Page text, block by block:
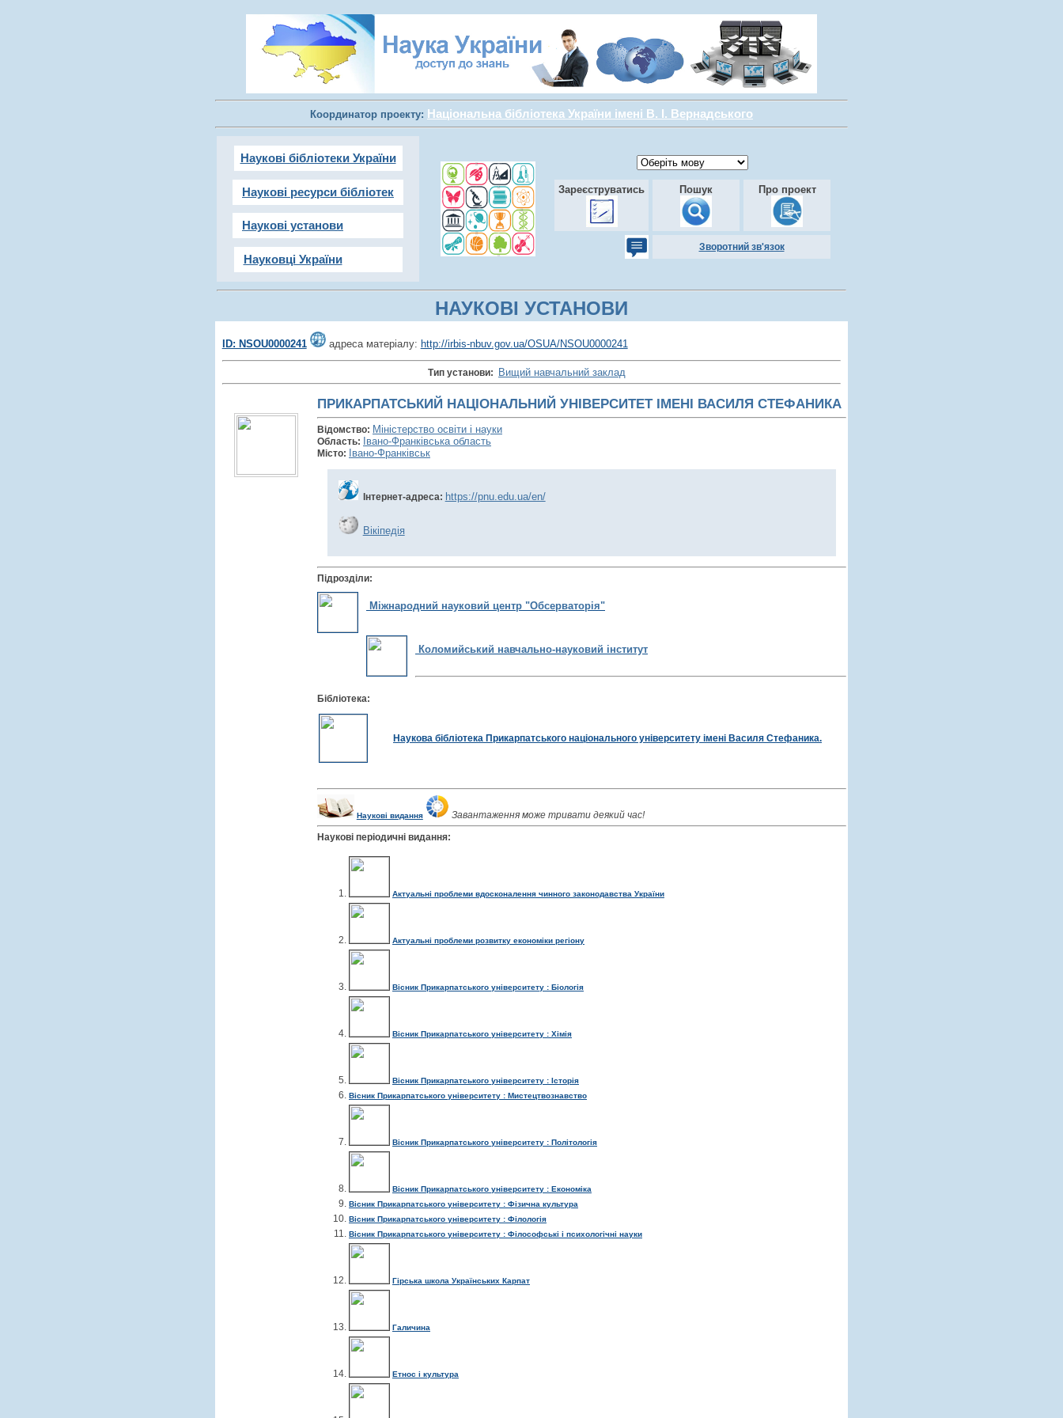
Координатор проекту: Національна бібліотека України імені В. І. Вернадського
Наукові бібліотеки України
Наукові ресурси бібліотек
Наукові установи
Науковці України
Зареєструватись Пошук Про проект
Зворотний зв'язок
НАУКОВІ УСТАНОВИ
ID: NSOU0000241 адреса матеріалу: http://irbis-nbuv.gov.ua/OSUA/NSOU0000241
Тип установи: Вищий навчальний заклад
ПРИКАРПАТСЬКИЙ НАЦІОНАЛЬНИЙ УНІВЕРСИТЕТ ІМЕНІ ВАСИЛЯ СТЕФАНИКА
Відомство: Міністерство освіти і науки
Область: Івано-Франківська область
Місто: Івано-Франківськ
Інтернет-адреса: https://pnu.edu.ua/en/
Вікіпедія
Підрозділи:
Міжнародний науковий центр "Обсерваторія"
Коломийський навчально-науковий інститут
Бібліотека:
Наукова бібліотека Прикарпатського національного університету імені Василя Стефаника.
Наукові видання
Завантаження може тривати деякий час!
Наукові періодичні видання:
Актуальні проблеми вдосконалення чинного законодавства України
Актуальні проблеми розвитку економіки регіону
Вісник Прикарпатського університету : Біологія
Вісник Прикарпатського університету : Хімія
Вісник Прикарпатського університету : Історія
Вісник Прикарпатського університету : Мистецтвознавство
Вісник Прикарпатського університету : Політологія
Вісник Прикарпатського університету : Економіка
Вісник Прикарпатського університету : Фізична культура
Вісник Прикарпатського університету : Філологія
Вісник Прикарпатського університету : Філософські і психологічні науки
Гірська школа Українських Карпат
Галичина
Етнос і культура